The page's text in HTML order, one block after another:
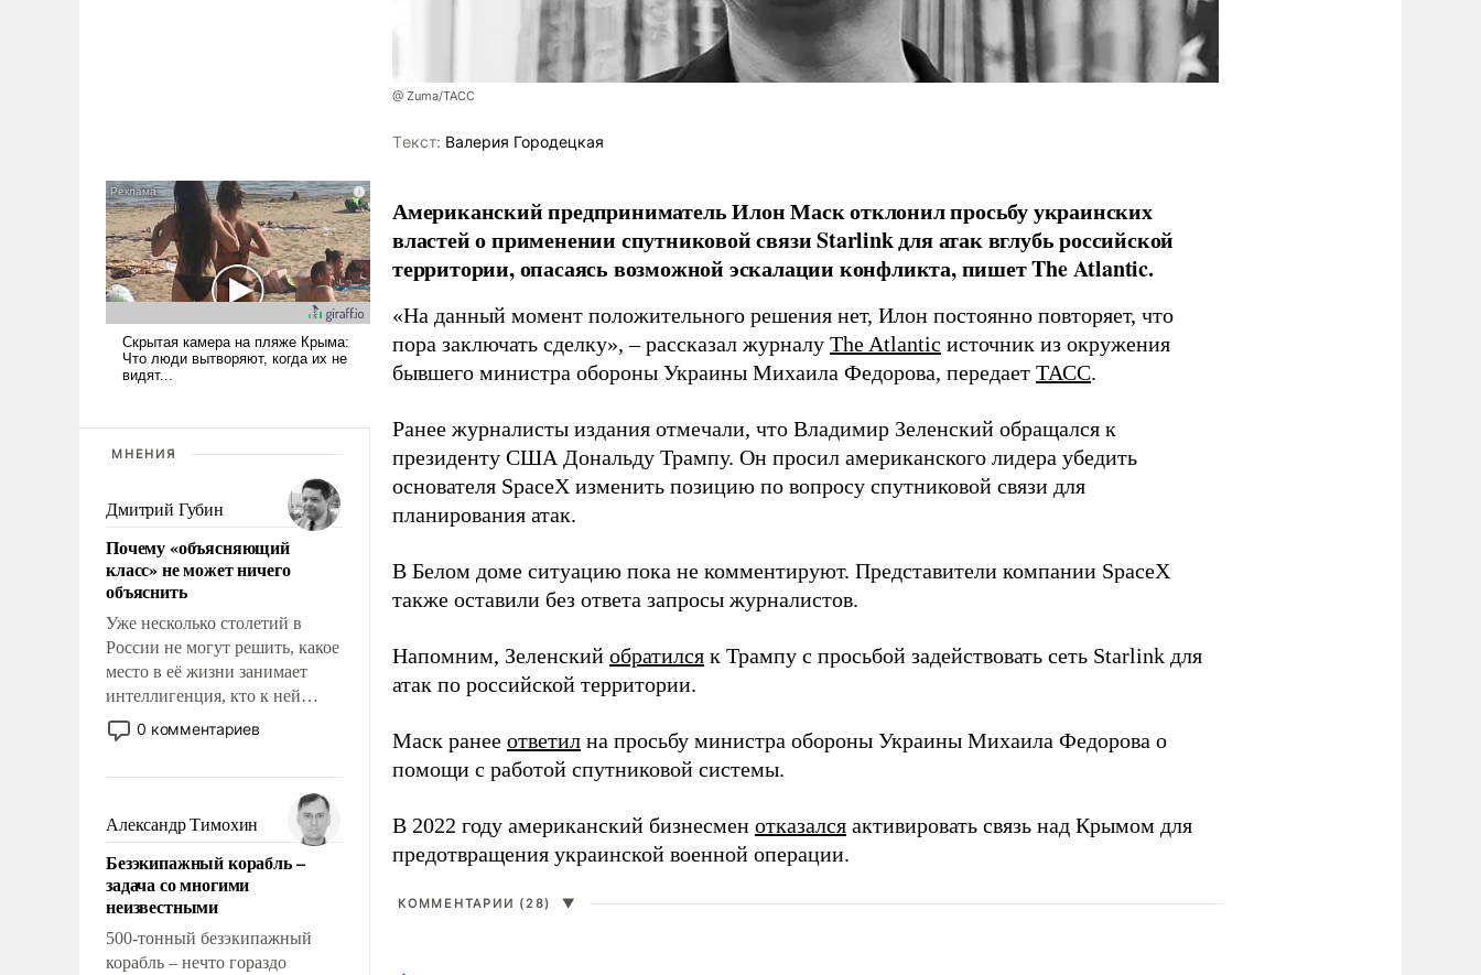
МНЕНИЯ
Дмитрий Губин
Почему «объясняющий
класс» не может ничего
объяснить
Уже несколько столетий в
России не могут решить, какое
место в её жизни занимает
интеллигенция, кто к ней
принадлежит, а кого из неё
исключили с правом
чем она отличается от просто
образованных людей. Иногда
казалось, что эти вопросы
решены раз и навсегда, но –
нет, не решены.
0 комментариев
Александр Тимохин
Безэкипажный корабль –
задача со многими
неизвестными
500-тонный безэкипажный
корабль – нечто гораздо
@ Zuma/ТАСС
Tекст: Валерия Городецкая
Американский предприниматель Илон Маск отклонил просьбу украинских
властей о применении спутниковой связи Starlink для атак вглубь российской
территории, опасаясь возможной эскалации конфликта, пишет The Atlantic.
«На данный момент положительного решения нет, Илон постоянно повторяет, что
пора заключать сделку», – рассказал журналу The Atlantic источник из окружения
бывшего министра обороны Украины Михаила Федорова, передает ТАСС.
Ранее журналисты издания отмечали, что Владимир Зеленский обращался к
президенту США Дональду Трампу. Он просил американского лидера убедить
основателя SpaceX изменить позицию по вопросу спутниковой связи для
планирования атак.
В Белом доме ситуацию пока не комментируют. Представители компании SpaceX
также оставили без ответа запросы журналистов.
Напомним, Зеленский обратился к Трампу с просьбой задействовать сеть Starlink для
атак по российской территории.
Маск ранее ответил на просьбу министра обороны Украины Михаила Федорова о
помощи с работой спутниковой системы.
В 2022 году американский бизнесмен отказался активировать связь над Крымом для
предотвращения украинской военной операции.
КОММЕНТАРИИ (28) ▼